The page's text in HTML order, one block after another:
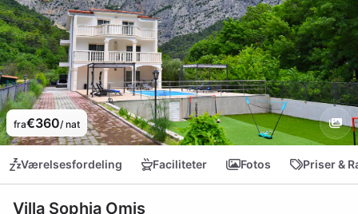
fra€360/ nat
Værelsesfordeling Faciliteter Fotos Priser &
Villa Sophia Omis